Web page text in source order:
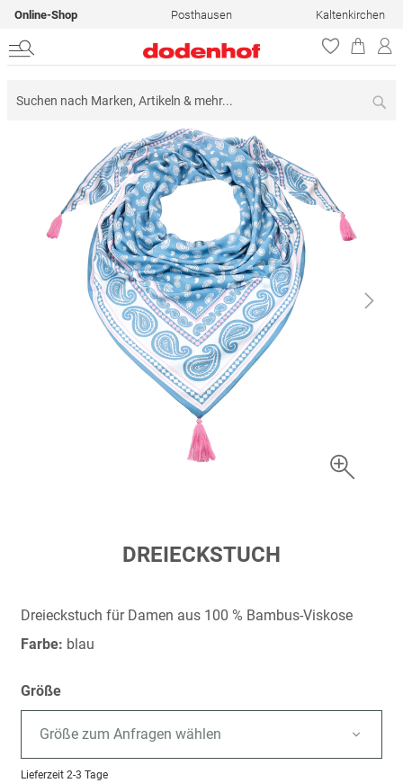
Online-Shop Posthausen Kaltenkirchen
Bildergalerie
springen
springen
DREIECKSTUCH
Dreieckstuch für Damen aus 100 % Bambus-Viskose
Farbe: blau
Größe
Größe zum Anfragen wählen
Lieferzeit 2-3 Tage